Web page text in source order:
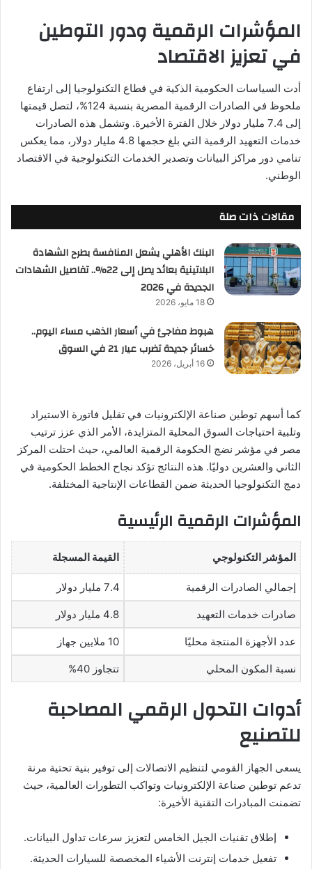
المؤشرات الرقمية ودور التوطين
في تعزيز الاقتصاد
أدت السياسات الحكومية الذكية في قطاع التكنولوجيا إلى ارتفاع
ملحوظ في الصادرات الرقمية المصرية بنسبة 124%، لتصل قيمتها
إلى 7.4 مليار دولار خلال الفترة الأخيرة. وتشمل هذه الصادرات
خدمات التعهيد الرقمية التي بلغ حجمها 4.8 مليار دولار، مما يعكس
تنامي دور مراكز البيانات وتصدير الخدمات التكنولوجية في الاقتصاد
الوطني.
مقالات ذات صلة
البنك الأهلي يشعل المنافسة بطرح الشهادة
البلاتينية بعائد يصل إلى 22%.. تفاصيل الشهادات
الجديدة في 2026
18 مايو، 2026
هبوط مفاجئ في أسعار الذهب مساء اليوم..
خسائر جديدة تضرب عيار 21 في السوق
16 أبريل، 2026
كما أسهم توطين صناعة الإلكترونيات في تقليل فاتورة الاستيراد
وتلبية احتياجات السوق المحلية المتزايدة، الأمر الذي عزز ترتيب
مصر في مؤشر نضج الحكومة الرقمية العالمي، حيث احتلت المركز
الثاني والعشرين دوليًا. هذه النتائج تؤكد نجاح الخطط الحكومية في
دمج التكنولوجيا الحديثة ضمن القطاعات الإنتاجية المختلفة.
المؤشرات الرقمية الرئيسية
المؤشر التكنولوجي القيمة المسجلة
إجمالي الصادرات الرقمية 7.4 مليار دولار
صادرات خدمات التعهيد 4.8 مليار دولار
عدد الأجهزة المنتجة محليًا 10 ملايين جهاز
نسبة المكون المحلي تتجاوز 40%
أدوات التحول الرقمي المصاحبة
للتصنيع
يسعى الجهاز القومي لتنظيم الاتصالات إلى توفير بنية تحتية مرنة
تدعم توطين صناعة الإلكترونيات وتواكب التطورات العالمية، حيث
تضمنت المبادرات التقنية الأخيرة:
إطلاق تقنيات الجيل الخامس لتعزيز سرعات تداول البيانات.
تفعيل خدمات إنترنت الأشياء المخصصة للسيارات الحديثة.